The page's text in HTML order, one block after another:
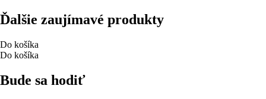
Ďalšie zaujímavé produkty
Do košíka
Do košíka
Bude sa hodiť